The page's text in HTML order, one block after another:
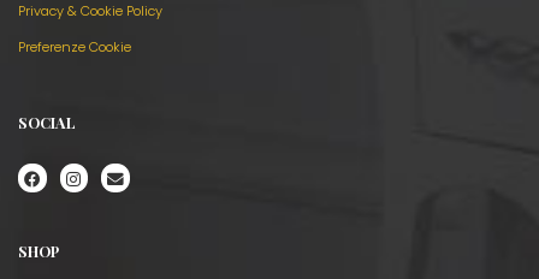
Privacy & Cookie Policy
Preferenze Cookie
SOCIAL
SHOP